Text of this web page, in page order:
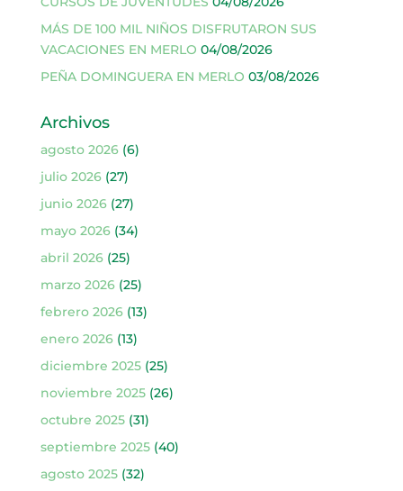
MÁS DE 100 MIL NIÑOS DISFRUTARON SUS
VACACIONES EN MERLO 04/08/2026
PEÑA DOMINGUERA EN MERLO 03/08/2026
Archivos
agosto 2026(6)
julio 2026(27)
junio 2026(27)
mayo 2026(34)
abril 2026(25)
marzo 2026(25)
febrero 2026(13)
enero 2026(13)
diciembre 2025(25)
noviembre 2025(26)
octubre 2025(31)
septiembre 2025(40)
agosto 2025(32)